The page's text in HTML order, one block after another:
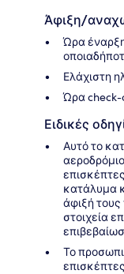
Άφιξη/
Ώρα
Ελάχιστη
Ώρα check-
Ειδικές
Αυτό το
κατάλυμα
άφιξή
στοιχεία
Το